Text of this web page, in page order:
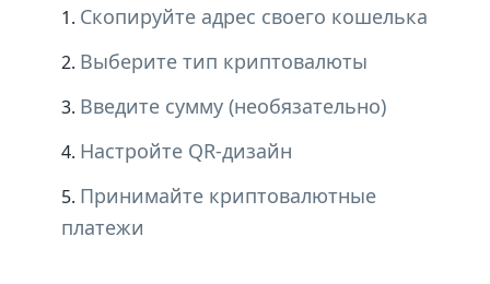
Скопируйте адрес своего кошелька
Выберите тип криптовалюты
Введите сумму (необязательно)
Настройте QR-дизайн
Принимайте криптовалютные
платежи